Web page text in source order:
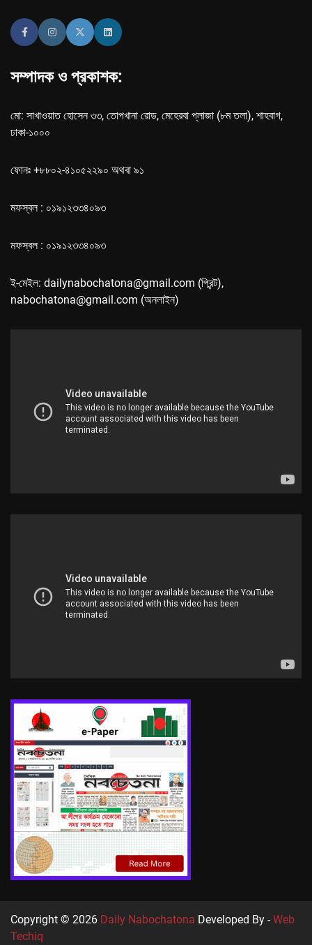
সম্পাদক ও প্রকাশক:
মো: সাখাওয়াত হোসেন ৩৩, তোপখানা রোড, মেহেরবা প্লাজা (৮ম তলা), শাহবাগ,
ঢাকা-১০০০
ফোনঃ +৮৮০২-৪১০৫২২৯০ অথবা ৯১
মফস্বল : ০১৯১২৩৩৪০৯৩
মফস্বল : ০১৯১২৩৩৪০৯৩
ই-মেইল: dailynabochatona@gmail.com (প্রিন্ট),
nabochatona@gmail.com (অনলাইন)
Copyright © 2026 Daily Nabochatona Developed By -Web
Techiq